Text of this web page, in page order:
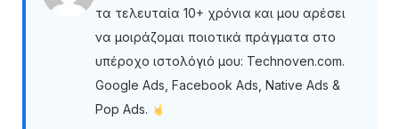
τα τελευταία 10+ χρόνια και μου αρέσει
να μοιράζομαι ποιοτικά πράγματα στο
υπέροχο ιστολόγιό μου: Technoven.com.
Google Ads, Facebook Ads, Native Ads &
Pop Ads.